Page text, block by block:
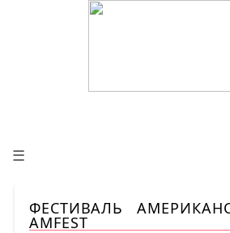
☰
ФЕСТИВАЛЬ
AMFEST